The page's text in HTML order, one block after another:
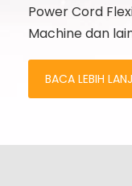
Power Cord
Machine dan
BACA LEBIH